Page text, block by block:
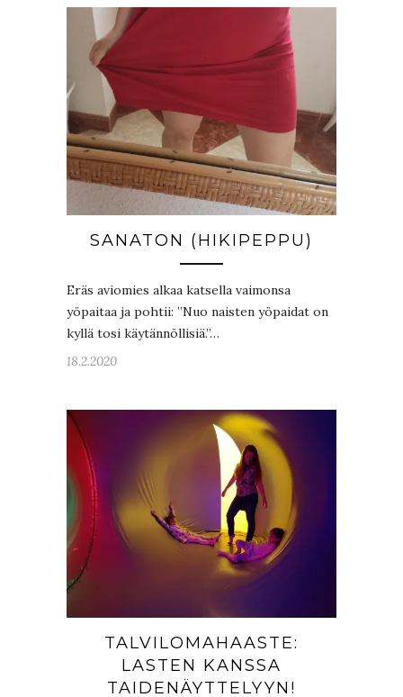
SANATON (HIKIPEPPU)
Eräs aviomies alkaa katsella vaimonsa
yöpaitaa ja pohtii: ”Nuo naisten yöpaidat on
kyllä tosi käytännöllisiä.”…
18.2.2020
TALVILOMAHAASTE:
LASTEN KANSSA
TAIDENÄYTTELYYN!